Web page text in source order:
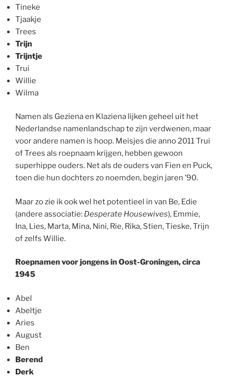
Tineke
Tjaakje
Trees
Trijn
Trijntje
Trui
Willie
Wilma
Namen als Geziena en Klaziena lijken geheel uit het
Nederlandse namenlandschap te zijn verdwenen, maar
voor andere namen is hoop. Meisjes die anno 2011 Trui
of Trees als roepnaam krijgen, hebben gewoon
superhippe ouders. Net als de ouders van Fien en Puck,
toen die hun dochters zo noemden, begin jaren ’90.
Maar zo zie ik ook wel het potentieel in van Be, Edie
(andere associatie: Desperate Housewives), Emmie,
Ina, Lies, Marta, Mina, Nini, Rie, Rika, Stien, Tieske, Trijn
of zelfs Willie.
Roepnamen voor jongens in Oost-Groningen, circa
1945
Abel
Abeltje
Aries
August
Ben
Berend
Derk